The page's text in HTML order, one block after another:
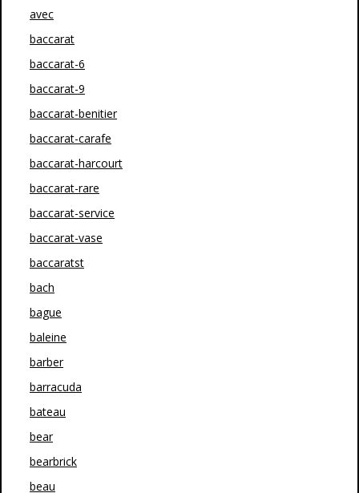
avec
baccarat
baccarat-6
baccarat-9
baccarat-benitier
baccarat-carafe
baccarat-harcourt
baccarat-rare
baccarat-service
baccarat-vase
baccaratst
bach
bague
baleine
barber
barracuda
bateau
bear
bearbrick
beau